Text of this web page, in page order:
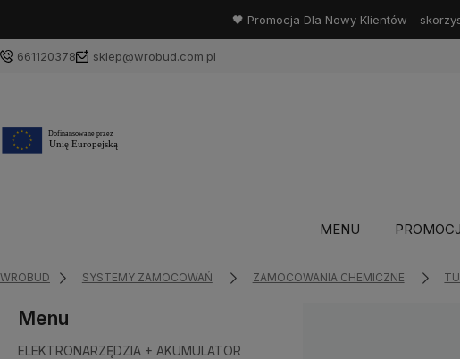
🖤 Promocja Dla Nowy Klientów -
661120378 sklep@wrobud.com.pl
MENU
WROBUD SYSTEMY ZAMOCOWAŃ ZAMOCOWANIA CHEMICZNE
Menu
ELEKTRONARZĘDZIA + AKUMULATOR